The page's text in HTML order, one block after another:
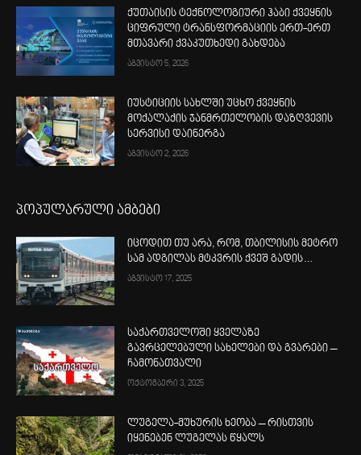
ქუთაისის ტექნოლოგიური ჰაბი ქვეყნის
ციფრული ტრანსფორმაციის ერთ-ერთ
მთავარი ქვაკუთხედი გახდება
აგვისტო 5, 2026
იუსტიციის სახლში უცხო ქვეყნის
მოქალაქის ჯანმრთელობის დაზღვევის
სერვისი დაინერგა
აგვისტო 2, 2026
პოპულარული ამბები
იცოდით თუ არა, რომ, თბილისის მეტრო
სამ ადგილას მტკვრის ქვეშ გადის…
აგვისტო 17, 2025
საქართველოში ყველაზე
გავრცელებული სახელები და გვარები –
ჩამონათვალი
ოქტომბერი 3, 2025
ლუგელა-მუხურის ხეობა – რისთვის
იყენებენ ლუგელას წყალს